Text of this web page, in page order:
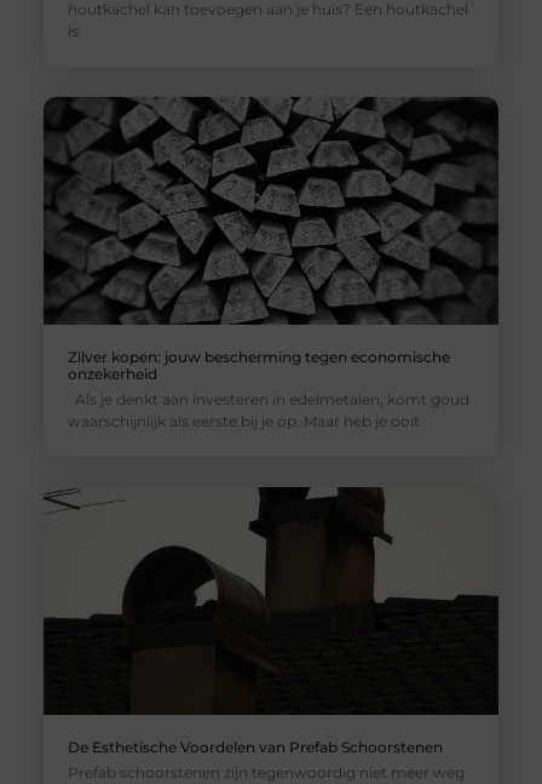
houtkachel kan toevoegen aan je huis? Een houtkachel
is
Zilver kopen: jouw bescherming tegen economische
onzekerheid
Als je denkt aan investeren in edelmetalen, komt goud
waarschijnlijk als eerste bij je op. Maar heb je ooit
De Esthetische Voordelen van Prefab Schoorstenen
Prefab schoorstenen zijn tegenwoordig niet meer weg